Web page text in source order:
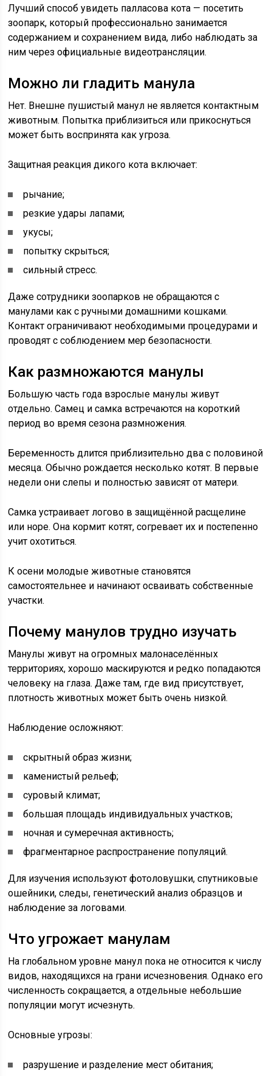
Лучший способ увидеть палласова кота — посетить
зоопарк, который профессионально занимается
содержанием и сохранением вида, либо наблюдать за
ним через официальные видеотрансляции.
Можно ли гладить манула
Нет. Внешне пушистый манул не является контактным
животным. Попытка приблизиться или прикоснуться
может быть воспринята как угроза.
Защитная реакция дикого кота включает:
рычание;
резкие удары лапами;
укусы;
попытку скрыться;
сильный стресс.
Даже сотрудники зоопарков не обращаются с
манулами как с ручными домашними кошками.
Контакт ограничивают необходимыми процедурами и
проводят с соблюдением мер безопасности.
Как размножаются манулы
Большую часть года взрослые манулы живут
отдельно. Самец и самка встречаются на короткий
период во время сезона размножения.
Беременность длится приблизительно два с половиной
месяца. Обычно рождается несколько котят. В первые
недели они слепы и полностью зависят от матери.
Самка устраивает логово в защищённой расщелине
или норе. Она кормит котят, согревает их и постепенно
учит охотиться.
К осени молодые животные становятся
самостоятельнее и начинают осваивать собственные
участки.
Почему манулов трудно изучать
Манулы живут на огромных малонаселённых
территориях, хорошо маскируются и редко попадаются
человеку на глаза. Даже там, где вид присутствует,
плотность животных может быть очень низкой.
Наблюдение осложняют:
скрытный образ жизни;
каменистый рельеф;
суровый климат;
большая площадь индивидуальных участков;
ночная и сумеречная активность;
фрагментарное распространение популяций.
Для изучения используют фотоловушки, спутниковые
ошейники, следы, генетический анализ образцов и
наблюдение за логовами.
Что угрожает манулам
На глобальном уровне манул пока не относится к числу
видов, находящихся на грани исчезновения. Однако его
численность сокращается, а отдельные небольшие
популяции могут исчезнуть.
Основные угрозы:
разрушение и разделение мест обитания;